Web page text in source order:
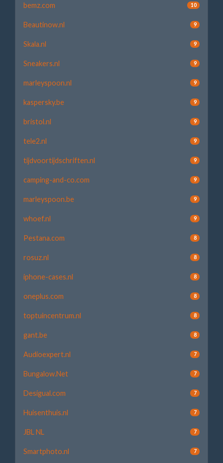
bemz.com 10
Beautinow.nl 9
Skala.nl 9
Sneakers.nl 9
marleyspoon.nl 9
kaspersky.be 9
bristol.nl 9
tele2.nl 9
tijdvoortijdschriften.nl 9
camping-and-co.com 9
marleyspoon.be 9
whoef.nl 9
Pestana.com 8
rosuz.nl 8
iphone-cases.nl 8
oneplus.com 8
toptuincentrum.nl 8
gant.be 8
Audioexpert.nl 7
Bungalow.Net 7
Desigual.com 7
Huisenthuis.nl 7
JBL NL 7
Smartphoto.nl 7